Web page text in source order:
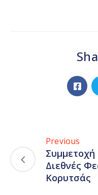
Previous
Διεθνές
Κορυτσάς